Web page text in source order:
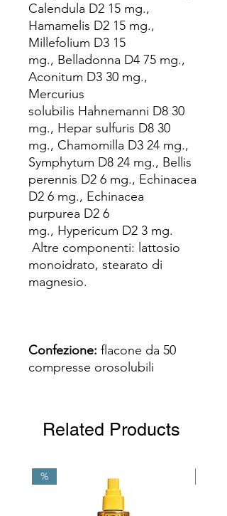
Calendula D2 15 mg.,
Hamamelis D2 15 mg.,
Millefolium D3 15
mg., Belladonna D4 75 mg.,
Aconitum D3 30 mg.,
Mercurius
solubiIis Hahnemanni D8 30
mg., Hepar sulfuris D8 30
mg., Chamomilla D3 24 mg.,
Symphytum D8 24 mg., Bellis
perennis D2 6 mg., Echinacea
D2 6 mg., Echinacea
purpurea D2 6
mg., Hypericum D2 3 mg.
Altre componenti: lattosio
monoidrato, stearato di
magnesio.
Confezione: flacone da 50
compresse orosolubili
Related Products
%